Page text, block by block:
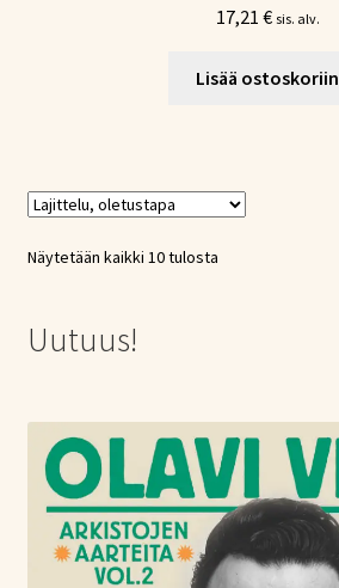
17,21 € sis. alv.
Lisää ostoskoriin
Näytetään kaikki 10 tulosta
Uutuus!